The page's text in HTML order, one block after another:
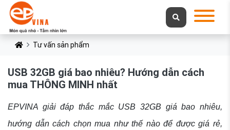
Tư vấn sản phẩm
USB 32GB giá bao nhiêu? Hướng dẫn cách
mua THÔNG MINH nhất
EPVINA giải đáp thắc mắc USB 32GB giá bao nhiêu,
hướng dẫn cách chọn mua như thế nào để được giá rẻ,